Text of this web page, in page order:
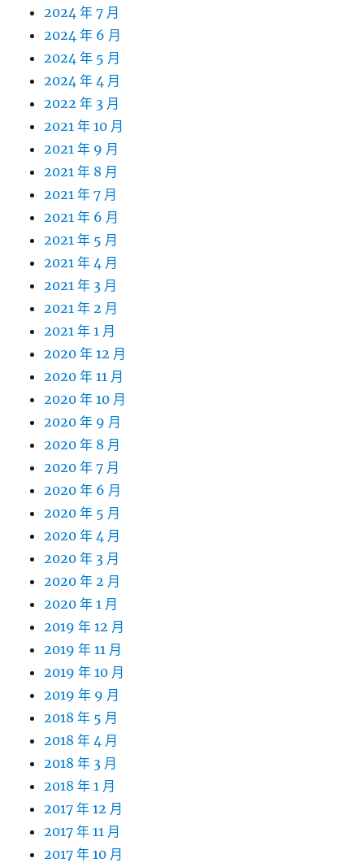
2024 年 7 月
2024 年 6 月
2024 年 5 月
2024 年 4 月
2022 年 3 月
2021 年 10 月
2021 年 9 月
2021 年 8 月
2021 年 7 月
2021 年 6 月
2021 年 5 月
2021 年 4 月
2021 年 3 月
2021 年 2 月
2021 年 1 月
2020 年 12 月
2020 年 11 月
2020 年 10 月
2020 年 9 月
2020 年 8 月
2020 年 7 月
2020 年 6 月
2020 年 5 月
2020 年 4 月
2020 年 3 月
2020 年 2 月
2020 年 1 月
2019 年 12 月
2019 年 11 月
2019 年 10 月
2019 年 9 月
2018 年 5 月
2018 年 4 月
2018 年 3 月
2018 年 1 月
2017 年 12 月
2017 年 11 月
2017 年 10 月